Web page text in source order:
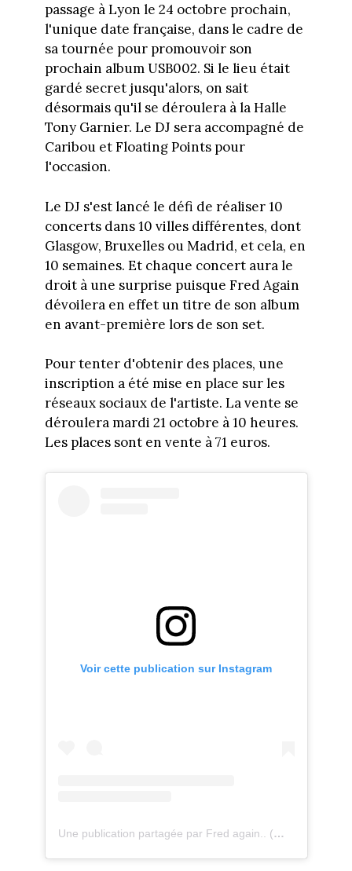
passage à Lyon le 24 octobre prochain,
l'unique date française, dans le cadre de
sa tournée pour promouvoir son
prochain album USB002. Si le lieu était
gardé secret jusqu'alors, on sait
désormais qu'il se déroulera à la Halle
Tony Garnier. Le DJ sera accompagné de
Caribou et Floating Points pour
l'occasion.
Le DJ s'est lancé le défi de réaliser 10
concerts dans 10 villes différentes, dont
Glasgow, Bruxelles ou Madrid, et cela, en
10 semaines. Et chaque concert aura le
droit à une surprise puisque Fred Again
dévoilera en effet un titre de son album
en avant-première lors de son set.
Pour tenter d'obtenir des places, une
inscription a été mise en place sur les
réseaux sociaux de l'artiste. La vente se
déroulera mardi 21 octobre à 10 heures.
Les places sont en vente à 71 euros.
Voir cette publication sur Instagram
Une publication partagée par Fred again.. (@fredagainagainagainagainagain)